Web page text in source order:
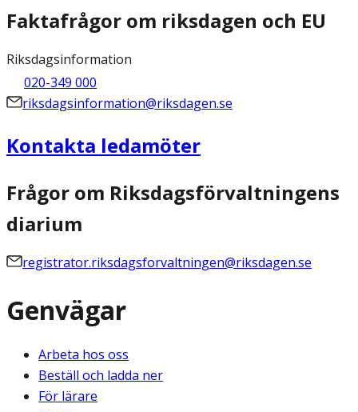
Faktafrågor om riksdagen och EU
Riksdagsinformation
020-349 000
riksdagsinformation@riksdagen.se
Kontakta ledamöter
Frågor om Riksdagsförvaltningens
diarium
registrator.riksdagsforvaltningen@riksdagen.se
Genvägar
Arbeta hos oss
Beställ och ladda ner
För lärare